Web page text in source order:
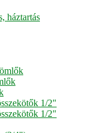
háztartás
1/2"
1/2"